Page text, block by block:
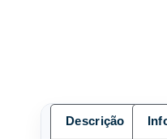
Descrição